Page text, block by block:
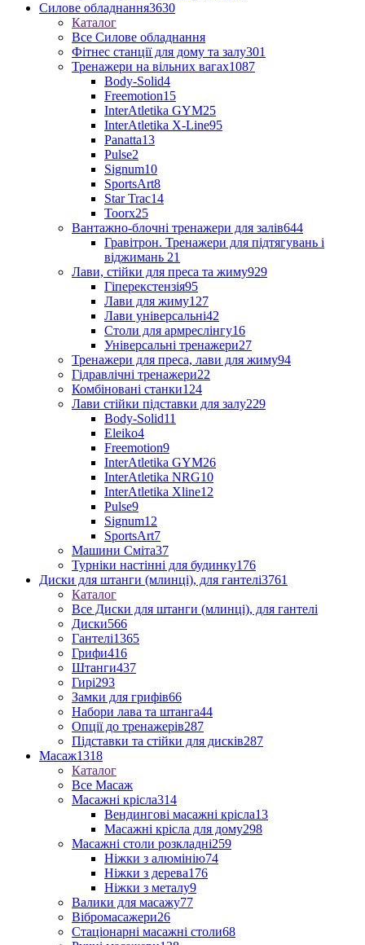
Силове обладнання3630
Каталог
Все Силове обладнання
Фітнес станції для дому та залу301
Тренажери на вільних вагах1087
Body-Solid4
Freemotion15
InterAtletika GYM25
InterAtletika X-Line95
Panatta13
Pulse2
Signum10
SportsArt8
Star Trac14
Toorx25
Вантажно-блочні тренажери для залів644
Гравітрон. Тренажери для підтягувань і
віджимань 21
Лави, стійки для преса та жиму929
Гіперекстензія95
Лави для жиму127
Лави універсальні42
Столи для армреслінгу16
Універсальні тренажери27
Тренажери для преса, лави для жиму94
Гідравлічні тренажери22
Комбіновані станки124
Лави стійки підставки для залу229
Body-Solid11
Eleiko4
Freemotion9
InterAtletika GYM26
InterAtletika NRG10
InterAtletika Xline12
Pulse9
Signum12
SportsArt7
Машини Сміта37
Турніки настінні для будинку176
Диски для штанги (млинці), для гантелі3761
Каталог
Все Диски для штанги (млинці), для гантелі
Диски566
Гантелі1365
Грифи416
Штанги437
Гирі293
Замки для грифів66
Набори лава та штанга44
Опції до тренажерів287
Підставки та стійки для дисків287
Масаж1318
Каталог
Все Масаж
Масажні крісла314
Вендингові масажні крісла13
Масажні крісла для дому298
Масажні столи розкладні259
Ніжки з алюмінію74
Ніжки з дерева176
Ніжки з металу9
Валики для масажу77
Вібромасажери26
Стаціонарні масажні столи68